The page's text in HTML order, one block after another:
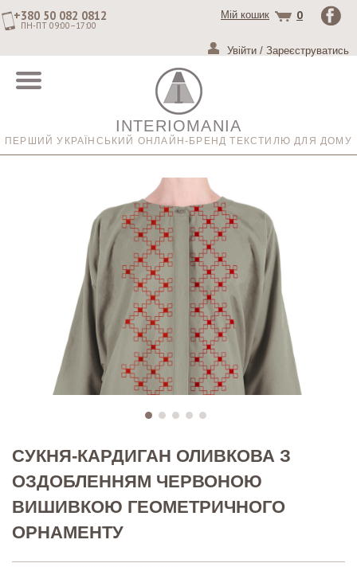
+380 50 082 0812
ПН-ПТ 09:00–17:00
Мій кошик 0
Увійти / Зареєструватись
INTERIOMANIA
ПЕРШИЙ УКРАЇНСЬКИЙ ОНЛАЙН-БРЕНД ТЕКСТИЛЮ ДЛЯ ДОМУ
СУКНЯ-КАРДИГАН ОЛИВКОВА З
ОЗДОБЛЕННЯМ ЧЕРВОНОЮ
ВИШИВКОЮ ГЕОМЕТРИЧНОГО
ОРНАМЕНТУ